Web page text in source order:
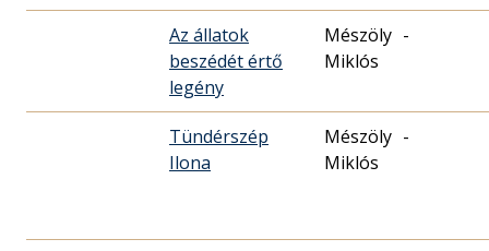
Az állatok
beszédét értő
legény
Mészöly
Miklós
-
Tündérszép
Ilona
Mészöly
Miklós
-